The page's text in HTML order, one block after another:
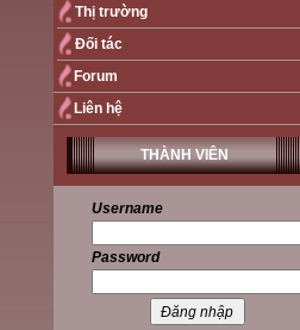
Thị trường
Đối tác
Forum
Liên hệ
THÀNH VIÊN
Username
Password